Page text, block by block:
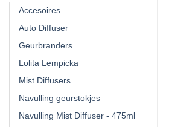
Accesoires
Auto Diffuser
Geurbranders
Lolita Lempicka
Mist Diffusers
Navulling geurstokjes
Navulling Mist Diffuser - 475ml